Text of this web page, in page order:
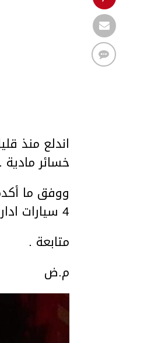
اندلع منذ
خسائر مادية .
ووفق ما
4 سيارات ادارية تابع للمندوبية تفحمت بالكامل
متابعة .
م.ض